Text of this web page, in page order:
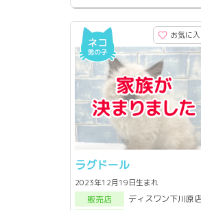
お気に
ラグドール
2023年12月19日生まれ
販売店
ディスワン下川原店